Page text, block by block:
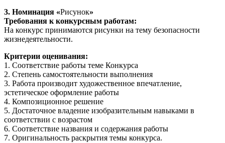
3. Номинация «Рисунок»
Требования к конкурсным работам:
На конкурс принимаются рисунки на тему безопасности
жизнедеятельности.
Критерии оценивания:
1. Соответствие работы теме Конкурса
2. Степень самостоятельности выполнения
3. Работа производит художественное впечатление,
эстетическое оформление работы
4. Композиционное решение
5. Достаточное владение изобразительным навыками в
соответствии с возрастом
6. Соответствие названия и содержания работы
7. Оригинальность раскрытия темы конкурса.